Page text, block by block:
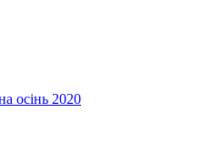
осінь 2020